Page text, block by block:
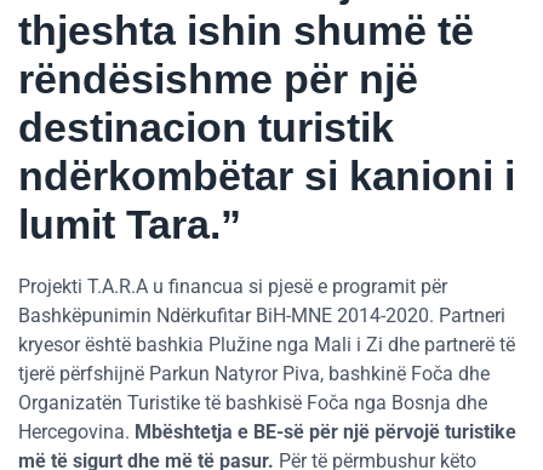
thjeshta ishin shumë të
rëndësishme për një
destinacion turistik
ndërkombëtar si kanioni i
lumit Tara.”
Projekti T.A.R.A u financua si pjesë e programit për
Bashkëpunimin Ndërkufitar BiH-MNE 2014-2020. Partneri
kryesor është bashkia Plužine nga Mali i Zi dhe partnerë të
tjerë përfshijnë Parkun Natyror Piva, bashkinë Foča dhe
Organizatën Turistike të bashkisë Foča nga Bosnja dhe
Hercegovina. Mbështetja e BE-së për një përvojë turistike
më të sigurt dhe më të pasur. Për të përmbushur këto